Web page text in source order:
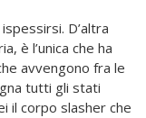
D’altra
è l’unica che ha
avvengono fra le
tutti gli stati
il corpo slasher che